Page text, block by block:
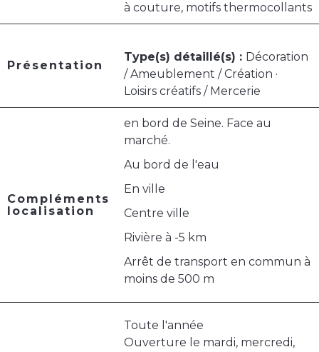
à couture, motifs thermocollants
Présentation
Type(s) détaillé(s) : Décoration
/ Ameublement / Création ·
Loisirs créatifs / Mercerie
Compléments
localisation
en bord de Seine. Face au
marché.
Au bord de l'eau
En ville
Centre ville
Rivière à -5 km
Arrêt de transport en commun à
moins de 500 m
Toute l'année
Ouverture le mardi, mercredi,